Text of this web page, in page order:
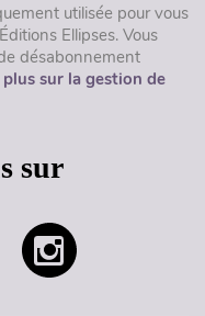
utilisée pour vous
Ellipses. Vous
désabonnement
plus sur la gestion de
sur